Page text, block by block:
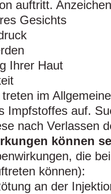
auftritt.
Gesichts
Ihrer Haut
im
Impfstoffes auf.
nach Verlassen
können
die
können):
an der